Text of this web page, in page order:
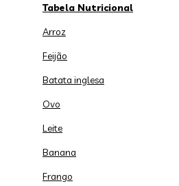
Tabela Nutricional
Arroz
Feijão
Batata inglesa
Ovo
Leite
Banana
Frango